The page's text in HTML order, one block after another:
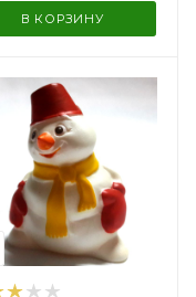
В КОРЗИНУ